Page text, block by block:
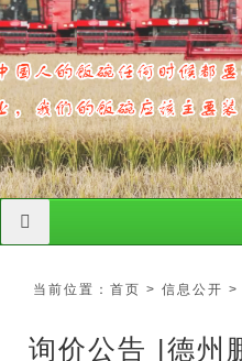
导航切换
当前位置： 首页 > 信息公开 >
询价公告 |德州